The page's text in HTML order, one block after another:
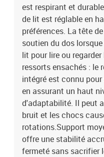
est respirant et
de lit est réglable en
préférences. La tête
soutien du dos
lit pour lire ou
ressorts ensachés : le
intégré est connu
en assurant un haut
d'adaptabilité. Il peut
bruit et les chocs
rotations.Support
offre une stabilité
fermeté sans sacrifier